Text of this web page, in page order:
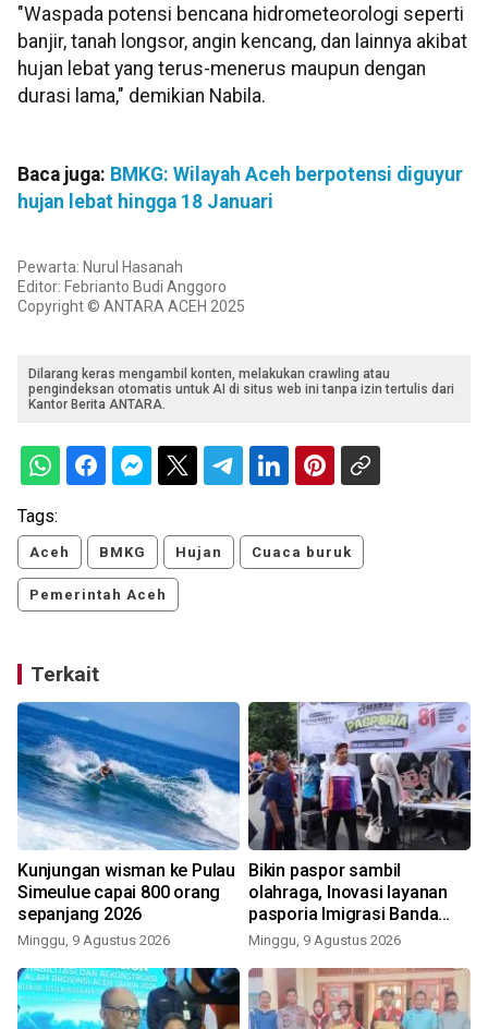
"Waspada potensi bencana hidrometeorologi seperti
banjir, tanah longsor, angin kencang, dan lainnya akibat
hujan lebat yang terus-menerus maupun dengan
durasi lama," demikian Nabila.
Baca juga: BMKG: Wilayah Aceh berpotensi diguyur
hujan lebat hingga 18 Januari
Pewarta: Nurul Hasanah
Editor: Febrianto Budi Anggoro
Copyright © ANTARA ACEH 2025
Dilarang keras mengambil konten, melakukan crawling atau
pengindeksan otomatis untuk AI di situs web ini tanpa izin tertulis dari
Kantor Berita ANTARA.
Tags:
Aceh BMKG Hujan Cuaca buruk
Pemerintah Aceh
Terkait
Kunjungan wisman ke Pulau
Simeulue capai 800 orang
sepanjang 2026
Minggu, 9 Agustus 2026
Bikin paspor sambil
olahraga, Inovasi layanan
pasporia Imigrasi Banda
Aceh buat CFD makin ceria
Minggu, 9 Agustus 2026